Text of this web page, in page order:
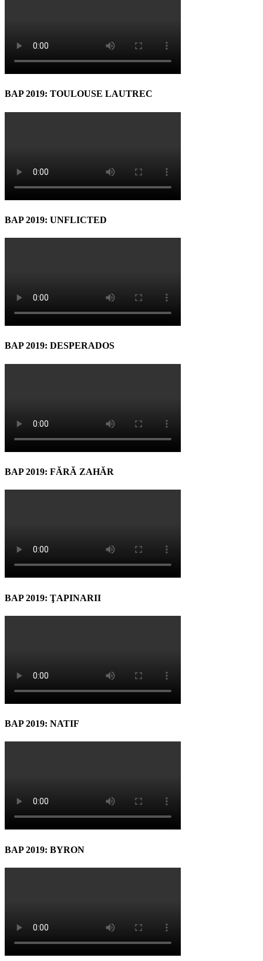
BAP 2019: TOULOUSE LAUTREC
BAP 2019: UNFLICTED
BAP 2019: DESPERADOS
BAP 2019: FĂRĂ ZAHĂR
BAP 2019: ŢAPINARII
BAP 2019: NATIF
BAP 2019: BYRON